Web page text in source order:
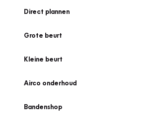
Direct plannen
Grote beurt
Kleine beurt
Airco onderhoud
Bandenshop